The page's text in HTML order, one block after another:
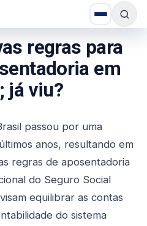
regras para
em
já viu?
passou por uma
anos, resultando em
regras de aposentadoria
do Seguro Social
equilibrar as contas
do sistema